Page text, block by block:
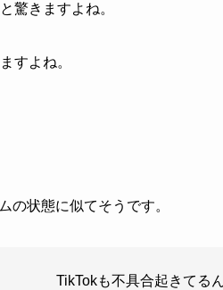
驚きますよね。
すよね。
の状態に似てそうです。
TikTokも不具合起きてる